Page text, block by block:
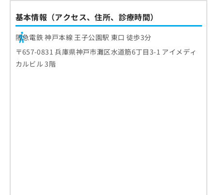
基本情報（アクセス、住所、診療時間）
阪急電鉄 神戸本線 王子公園駅 東口 徒歩3分
〒657-0831 兵庫県神戸市灘区水道筋6丁目3-1 アイメディ
カルビル 3階